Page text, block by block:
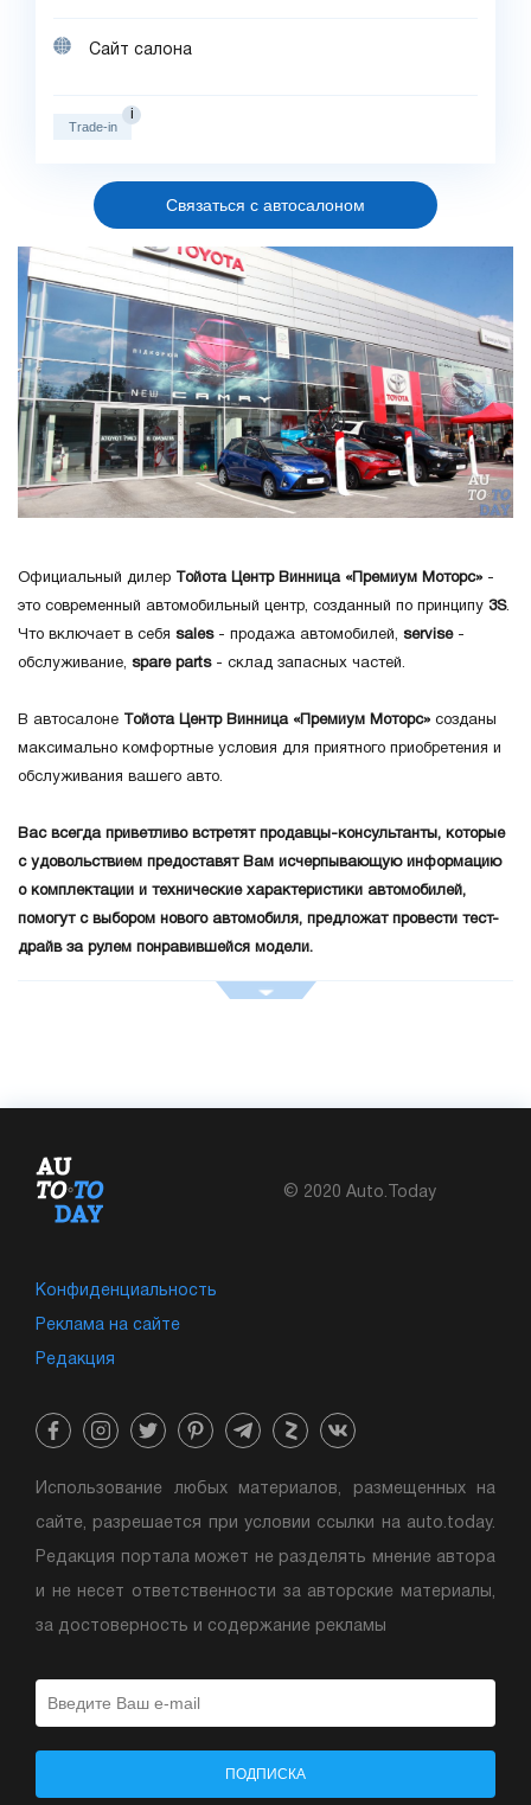
Сайт салона
Trade-in
i
Связаться с автосалоном
Официальный дилер Тойота Центр Винница «Премиум Моторс» -
это современный автомобильный центр, созданный по принципу 3S.
Что включает в себя sales- продажа автомобилей, servise-
обслуживание, spare parts- склад запасных частей.
В автосалоне Тойота Центр Винница «Премиум Моторс» созданы
максимально комфортные условия для приятного приобретения и
обслуживания вашего авто.
Вас всегда приветливо встретят продавцы-консультанты, которые
с удовольствием предоставят Вам исчерпывающую информацию
о комплектации и технические характеристики автомобилей,
помогут с выбором нового автомобиля, предложат провести тест-
драйв за рулем понравившейся модели.
Владельцам автомобилей Тойота официальный сервисный центр в
оригинальными запасными частями и установка дополнительного
оборудования и аксессуаров.
© 2020 Auto.Today
Конфиденциальность
Реклама на сайте
Редакция
Использование любых материалов, размещенных на
сайте, разрешается при условии ссылки на auto.today.
Редакция портала может не разделять мнение автора
и не несет ответственности за авторские материалы,
за достоверность и содержание рекламы
ПОДПИСКА